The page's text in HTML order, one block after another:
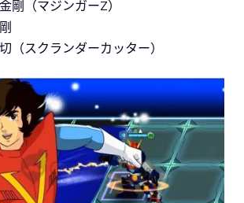
剛（マジンガーZ）
（スクランダーカッター）